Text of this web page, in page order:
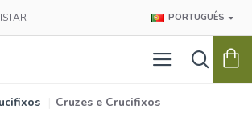
PORTUGUÊS
Cruzes e Crucifixos